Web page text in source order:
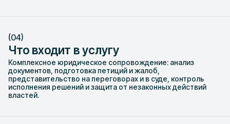
(04)
Что входит в услугу
Комплексное юридическое сопровождение: анализ
документов, подготовка петиций и жалоб,
представительство на переговорах и в суде, контроль
исполнения решений и защита от незаконных действий
властей.